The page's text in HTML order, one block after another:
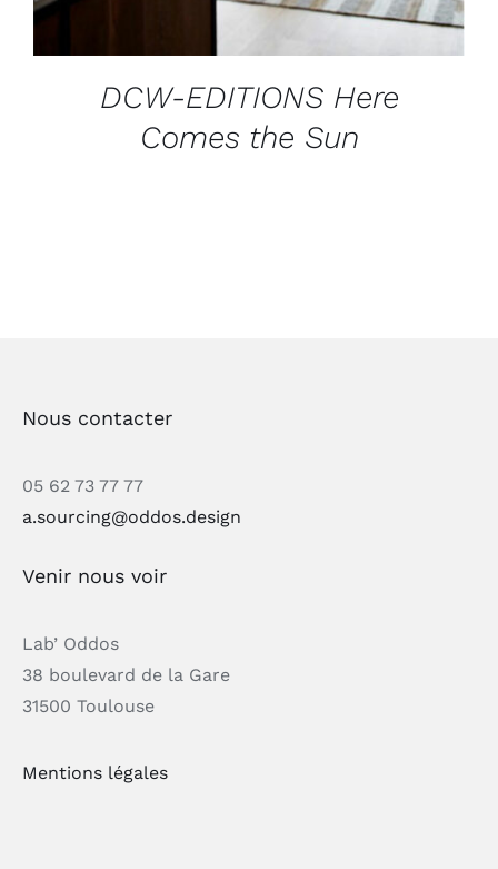
DCW-EDITIONS Here
Comes the Sun
Nous contacter
05 62 73 77 77
a.sourcing@oddos.design
Venir nous voir
Lab’ Oddos
38 boulevard de la Gare
31500 Toulouse
Mentions légales